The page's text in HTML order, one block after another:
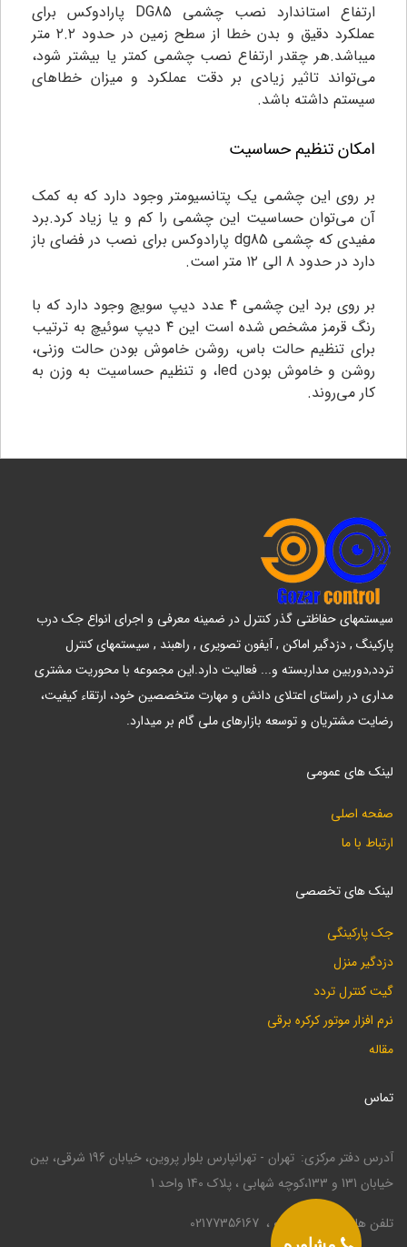
ارتفاع استاندارد نصب چشمی DG85 پارادوکس برای
عملکرد دقیق و بدن خطا از سطح زمین در حدود ۲‌.۲ متر
میباشد.هر چقدر ارتفاع نصب چشمی کمتر یا بیشتر شود،
می‌تواند تاثیر زیادی بر دقت عملکرد و میزان خطاهای
سیستم داشته باشد.
امکان تنظیم حساسیت
بر روی این چشمی یک پتانسیومتر وجود دارد که به کمک
آن می‌توان حساسیت این چشمی را کم و یا زیاد کرد.برد
مفیدی که چشمی dg85 پارادوکس برای نصب در فضای باز
دارد در حدود ۸ الی ۱۲ متر است.
بر روی برد این چشمی ۴ عدد دیپ سویچ وجود دارد که با
رنگ قرمز مشخص شده است‌ این ۴ دیپ سوئیچ به ترتیب
برای تنظیم حالت باس، روشن خاموش بودن حالت وزنی،
روشن و خاموش بودن led، و تنظیم حساسیت به وزن به
کار می‌روند.
سیستمهای حفاظتی گذر کنترل در ضمینه معرفی و اجرای انواع جک درب
پارکینگ , دزدگیر اماکن , آیفون تصویری , راهبند , سیستمهای کنترل
تردد,دوربین مداربسته و... فعالیت دارد.این مجموعه با محوریت مشتری
مداری در راستای اعتلای دانش و مهارت متخصصین خود، ارتقاء کیفیت،
رضایت مشتریان و توسعه بازارهای ملی گام بر میدارد.
لینک های عمومی
صفحه اصلی
ارتباط با ما
لینک های تخصصی
جک پارکینگی
دزدگیر منزل
گیت کنترل تردد
نرم افزار موتور کرکره برقی
مقاله
تماس
آدرس دفتر مرکزی
تهران - تهرانپارس بلوار پروین، خیابان 196 شرقی، بین
خیابان 131 و 133،کوچه شهابی ، پلاک 140 واحد 1
تلفن ها
02177330946
02177356167